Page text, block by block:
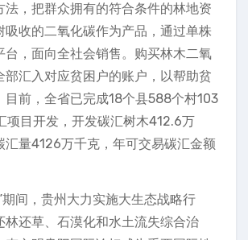
法，把群众拥有的符合条件的林地资
吸收的二氧化碳作为产品，通过单株
台，面向全社会销售。购买林木二氧
部汇入对应贫困户的账户，以帮助贫
目前，全省已完成18个县588个村103
项目开发，开发碳汇树木412.6万
汇量4126万千克，年可交易碳汇金额
期间，贵州大力实施大生态战略行
林还草、石漠化和水土流失综合治